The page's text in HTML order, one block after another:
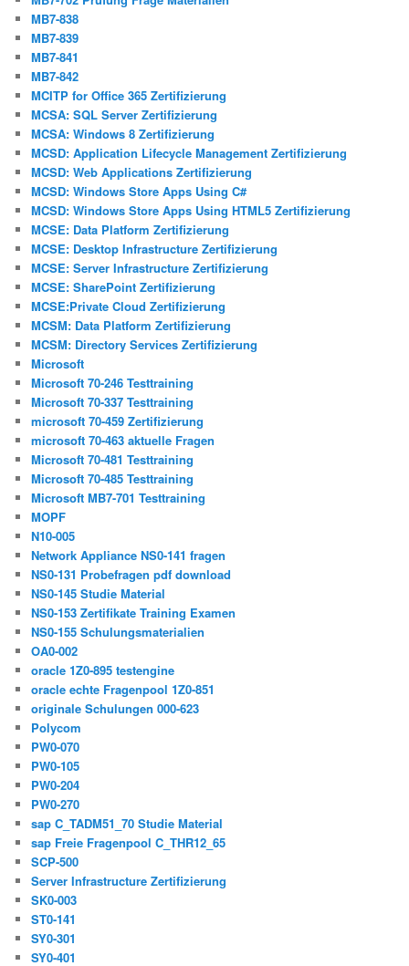
MB7-838
MB7-839
MB7-841
MB7-842
MCITP for Office 365 Zertifizierung
MCSA: SQL Server Zertifizierung
MCSA: Windows 8 Zertifizierung
MCSD: Application Lifecycle Management Zertifizierung
MCSD: Web Applications Zertifizierung
MCSD: Windows Store Apps Using C#
MCSD: Windows Store Apps Using HTML5 Zertifizierung
MCSE: Data Platform Zertifizierung
MCSE: Desktop Infrastructure Zertifizierung
MCSE: Server Infrastructure Zertifizierung
MCSE: SharePoint Zertifizierung
MCSE:Private Cloud Zertifizierung
MCSM: Data Platform Zertifizierung
MCSM: Directory Services Zertifizierung
Microsoft
Microsoft 70-246 Testtraining
Microsoft 70-337 Testtraining
microsoft 70-459 Zertifizierung
microsoft 70-463 aktuelle Fragen
Microsoft 70-481 Testtraining
Microsoft 70-485 Testtraining
Microsoft MB7-701 Testtraining
MOPF
N10-005
Network Appliance NS0-141 fragen
NS0-131 Probefragen pdf download
NS0-145 Studie Material
NS0-153 Zertifikate Training Examen
NS0-155 Schulungsmaterialien
OA0-002
oracle 1Z0-895 testengine
oracle echte Fragenpool 1Z0-851
originale Schulungen 000-623
Polycom
PW0-070
PW0-105
PW0-204
PW0-270
sap C_TADM51_70 Studie Material
sap Freie Fragenpool C_THR12_65
SCP-500
Server Infrastructure Zertifizierung
SK0-003
ST0-141
SY0-301
SY0-401